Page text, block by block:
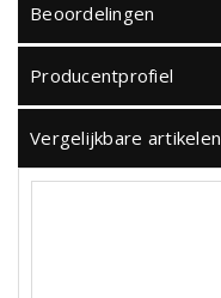
Beoordelingen
Producentprofiel
Vergelijkbare artikelen